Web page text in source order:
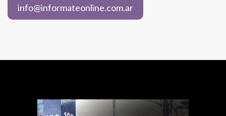
info@informateonline.com.ar